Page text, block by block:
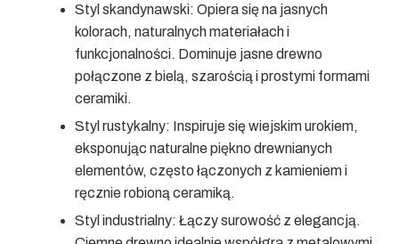
Styl skandynawski: Opiera się na jasnych
kolorach, naturalnych materiałach i
funkcjonalności. Dominuje jasne drewno
połączone z bielą, szarością i prostymi formami
ceramiki.
Styl rustykalny: Inspiruje się wiejskim urokiem,
eksponując naturalne piękno drewnianych
elementów, często łączonych z kamieniem i
ręcznie robioną ceramiką.
Styl industrialny: Łączy surowość z elegancją.